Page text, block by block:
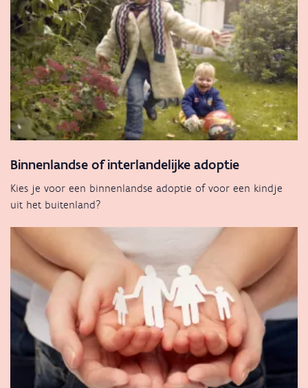
Binnenlandse of interlandelijke adoptie
Kies je voor een binnenlandse adoptie of voor een kindje
uit het buitenland?